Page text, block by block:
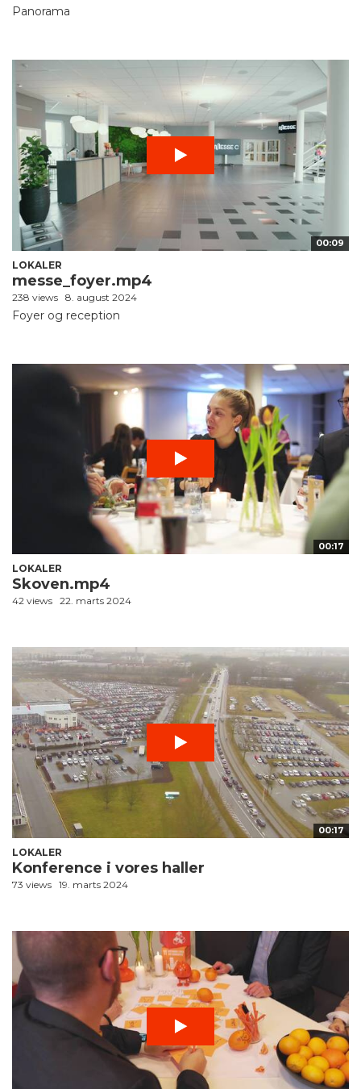
Panorama
00:09
LOKALER
messe_foyer.mp4
238 views 8. august 2024
Foyer og reception
00:17
LOKALER
Skoven.mp4
42 views 22. marts 2024
00:17
LOKALER
Konference i vores haller
73 views 19. marts 2024